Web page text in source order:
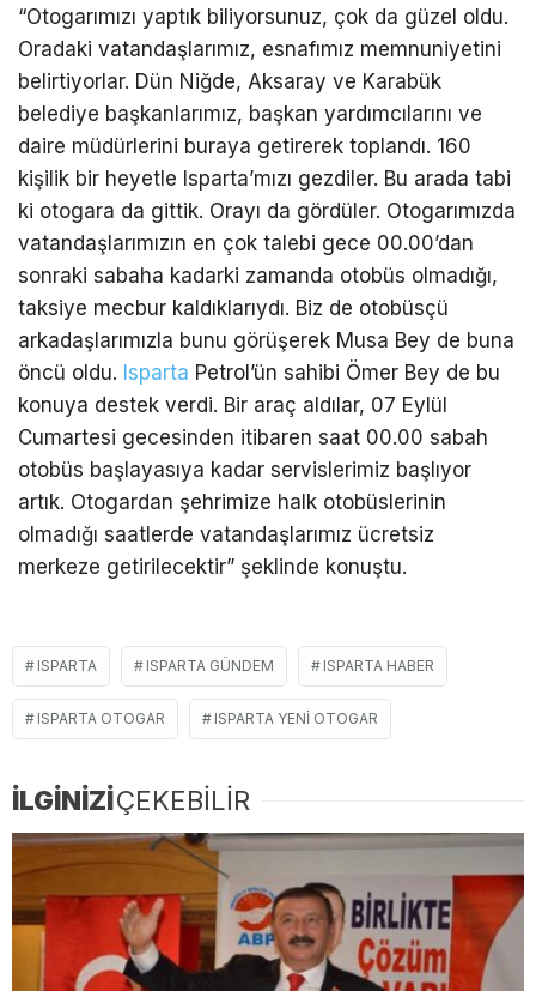
“Otogarımızı yaptık biliyorsunuz, çok da güzel oldu.
Oradaki vatandaşlarımız, esnafımız memnuniyetini
belirtiyorlar. Dün Niğde, Aksaray ve Karabük
belediye başkanlarımız, başkan yardımcılarını ve
daire müdürlerini buraya getirerek toplandı. 160
kişilik bir heyetle Isparta’mızı gezdiler. Bu arada tabi
ki otogara da gittik. Orayı da gördüler. Otogarımızda
vatandaşlarımızın en çok talebi gece 00.00’dan
sonraki sabaha kadarki zamanda otobüs olmadığı,
taksiye mecbur kaldıklarıydı. Biz de otobüsçü
arkadaşlarımızla bunu görüşerek Musa Bey de buna
öncü oldu. Isparta Petrol’ün sahibi Ömer Bey de bu
konuya destek verdi. Bir araç aldılar, 07 Eylül
Cumartesi gecesinden itibaren saat 00.00 sabah
otobüs başlayasıya kadar servislerimiz başlıyor
artık. Otogardan şehrimize halk otobüslerinin
olmadığı saatlerde vatandaşlarımız ücretsiz
merkeze getirilecektir” şeklinde konuştu.
ISPARTA ISPARTA GÜNDEM ISPARTA HABER
ISPARTA OTOGAR ISPARTA YENI OTOGAR
İLGİNİZİÇEKEBİLİR